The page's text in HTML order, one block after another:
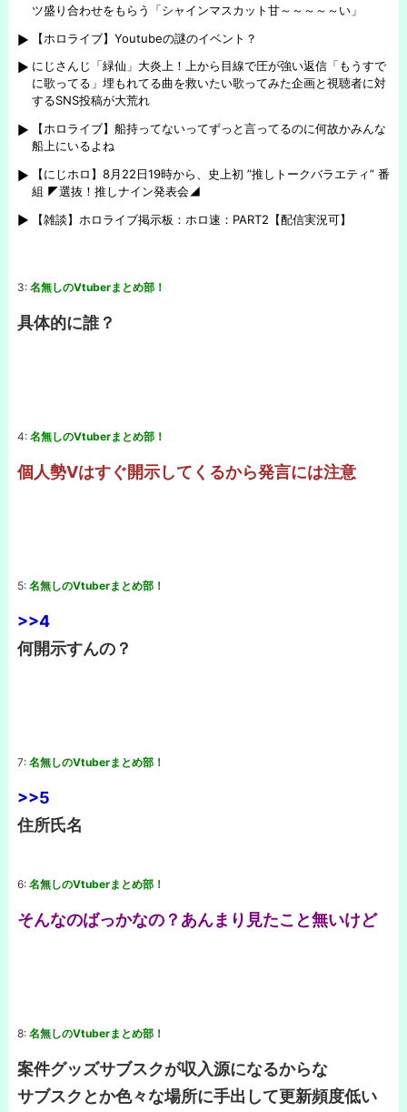
ツ盛り合わせをもらう「シャインマスカット甘～～～～～い」
【ホロライブ】Youtubeの謎のイベント？
にじさんじ「緑仙」大炎上！上から目線で圧が強い返信「もうすで
に歌ってる」埋もれてる曲を救いたい歌ってみた企画と視聴者に対
するSNS投稿が大荒れ
【ホロライブ】船持ってないってずっと言ってるのに何故かみんな
船上にいるよね
【にじホロ】8月22日19時から、史上初 ”推しトークバラエティ” 番
組 ◤選抜！推しナイン発表会◢
【雑談】ホロライブ掲示板：ホロ速：PART2【配信実況可】
3: 名無しのVtuberまとめ部！
具体的に誰？
4: 名無しのVtuberまとめ部！
個人勢Vはすぐ開示してくるから発言には注意
5: 名無しのVtuberまとめ部！
>>4
何開示すんの？
7: 名無しのVtuberまとめ部！
>>5
住所氏名
6: 名無しのVtuberまとめ部！
そんなのばっかなの？あんまり見たこと無いけど
8: 名無しのVtuberまとめ部！
案件グッズサブスクが収入源になるからな
サブスクとか色々な場所に手出して更新頻度低い